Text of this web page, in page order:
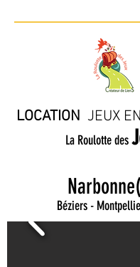
LOCATION JEUX
La Roulotte des
Béziers -